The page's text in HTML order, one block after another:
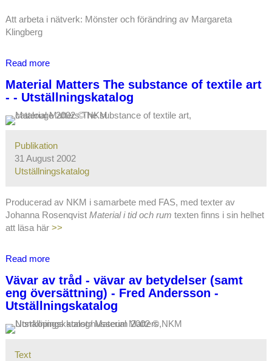
Att arbeta i nätverk: Mönster och förändring av Margareta
Klingberg
Read more
det
andra
rummet
Utställningskatalog
Material Matters The substance of textile art
- - Utställningskatalog
Publikation
31 August 2002
Utställningskatalog
Producerad av NKM i samarbete med FAS, med texter av
Johanna RosenqvistMaterial i tid och rum texten finns i sin helhet
att läsa här>>
Read more
Matters
The
substance
of
Vävar av tråd - vävar av betydelser (samt
eng översättning) - Fred Andersson -
Utställningskatalog
Text